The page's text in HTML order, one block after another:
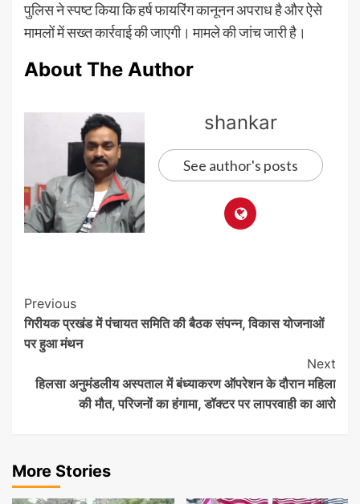
पुलिस ने स्पष्ट किया कि हर्ष फायरिंग कानूनन अपराध है और ऐसे
मामलों में सख्त कार्रवाई की जाएगी। मामले की जांच जारी है।
About The Author
shankar
See author's posts
Post
Navigation
Previous
गिरीयक प्रखंड में पंचायत समिति की बैठक संपन्न, विकास योजनाओं
पर हुआ मंथन
Next
हिलसा अनुमंडलीय अस्पताल में बंध्याकरण ऑपरेशन के दौरान महिला
की मौत, परिजनों का हंगामा, डॉक्टर पर लापरवाही का आरो
More Stories